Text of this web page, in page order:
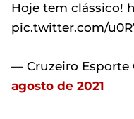
Hoje tem clássico!
pic.twitter.com/
— Cruzeiro Esporte
agosto de 2021